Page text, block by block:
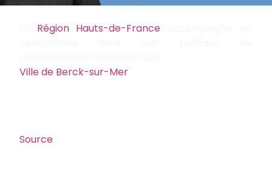
Région Hauts-de-France
Ville de Berck-sur-Mer
Source